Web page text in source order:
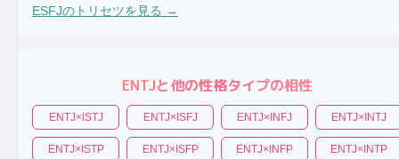
ESFJのトリセツを見る →
ENTJと他の性格タイプの相性
ENTJ× ISTJ ENTJ× ISFJ ENTJ× INFJ ENTJ× INTJ
ENTJ× ISTP ENTJ× ISFP ENTJ× INFP ENTJ× INTP